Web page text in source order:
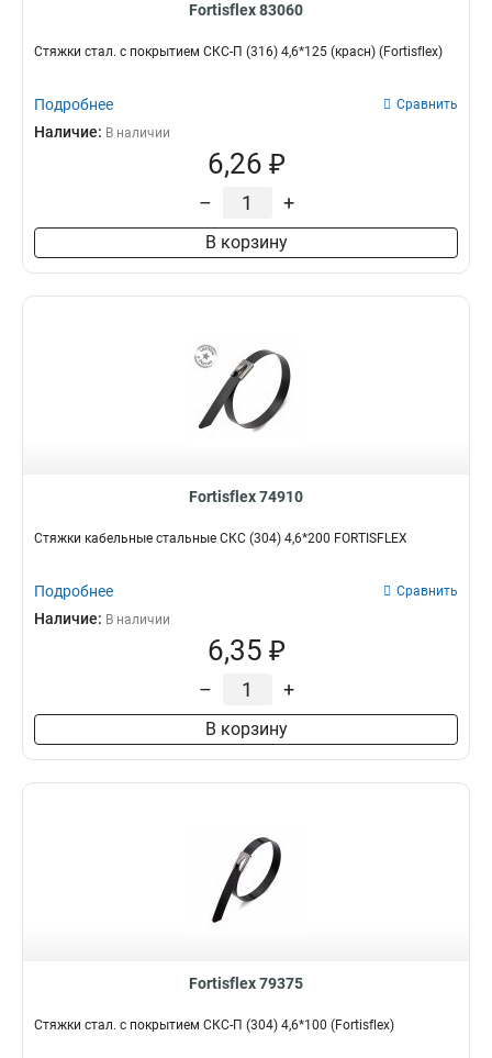
Fortisflex 83060
Стяжки стал. с покрытием СКС-П (316) 4,6*125 (красн) (Fortisflex)
Подробнее Сравнить
Наличие: В наличии
6,26 ₽
– +
В корзину
Fortisflex 74910
Стяжки кабельные стальные СКС (304) 4,6*200 FORTISFLEX
Подробнее Сравнить
Наличие: В наличии
6,35 ₽
– +
В корзину
Fortisflex 79375
Стяжки стал. с покрытием СКС-П (304) 4,6*100 (Fortisflex)